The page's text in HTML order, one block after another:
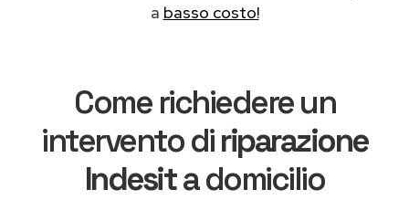
a basso costo!
Come richiedere un
intervento diriparazione
Indesita domicilio